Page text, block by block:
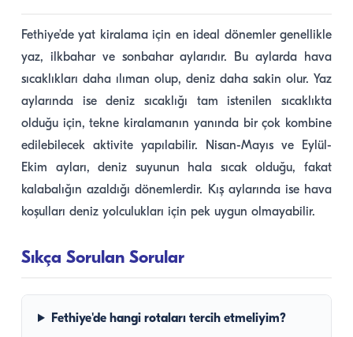
Fethiye’de yat kiralama için en ideal dönemler genellikle
yaz, ilkbahar ve sonbahar aylarıdır. Bu aylarda hava
sıcaklıkları daha ılıman olup, deniz daha sakin olur. Yaz
aylarında ise deniz sıcaklığı tam istenilen sıcaklıkta
olduğu için, tekne kiralamanın yanında bir çok kombine
edilebilecek aktivite yapılabilir. Nisan-Mayıs ve Eylül-
Ekim ayları, deniz suyunun hala sıcak olduğu, fakat
kalabalığın azaldığı dönemlerdir. Kış aylarında ise hava
koşulları deniz yolculukları için pek uygun olmayabilir.
Sıkça Sorulan Sorular
Fethiye'de hangi rotaları tercih etmeliyim?